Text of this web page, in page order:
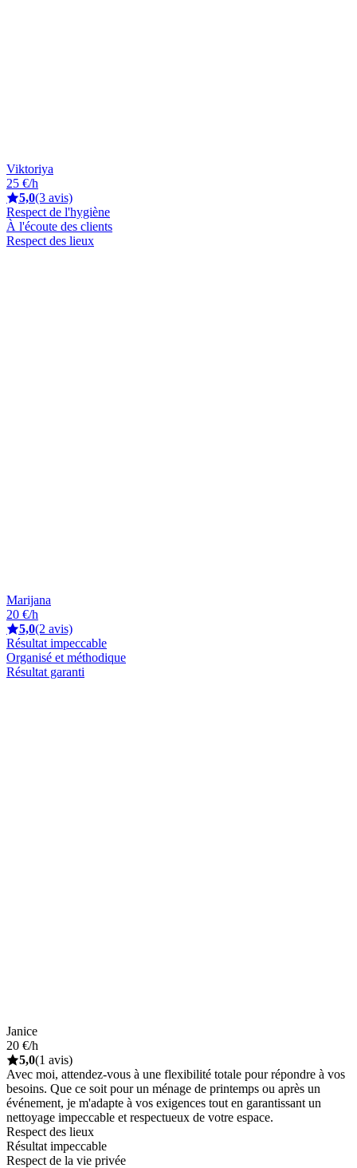
Viktoriya
25 €/h
5,0(3 avis)
Respect de l'hygiène
À l'écoute des clients
Respect des lieux
Marijana
20 €/h
5,0(2 avis)
Résultat impeccable
Organisé et méthodique
Résultat garanti
Janice
20 €/h
5,0(1 avis)
Avec moi, attendez-vous à une flexibilité totale pour répondre à vos
besoins. Que ce soit pour un ménage de printemps ou après un
événement, je m'adapte à vos exigences tout en garantissant un
nettoyage impeccable et respectueux de votre espace.
Respect des lieux
Résultat impeccable
Respect de la vie privée